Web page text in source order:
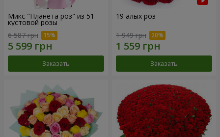
Микс "Планета роз" из 51
кустовой розы
6 587 грн
Заказать
19 алых роз
1 949 грн
Заказать